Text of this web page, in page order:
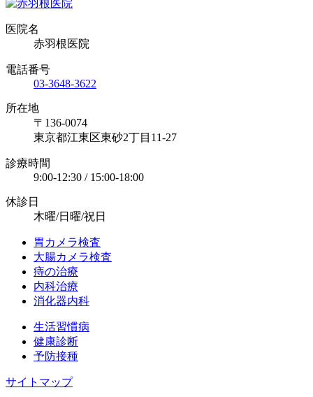
医院名
赤羽根医院
電話番号
03-3648-3622
所在地
〒136-0074
東京都江東区東砂2丁目11-27
診療時間
9:00-12:30 / 15:00-18:00
休診日
木曜/日曜/祝日
胃カメラ検査
大腸カメラ検査
痔の治療
内科治療
消化器内科
生活習慣病
健康診断
予防接種
サイトマップ